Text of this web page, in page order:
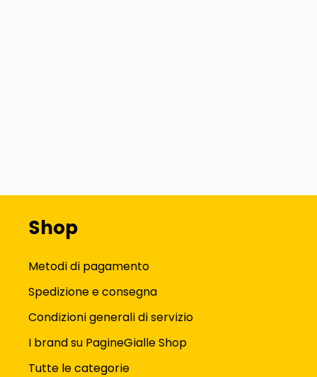
Shop
Metodi di pagamento
Spedizione e consegna
Condizioni generali di servizio
I brand su PagineGialle Shop
Tutte le categorie